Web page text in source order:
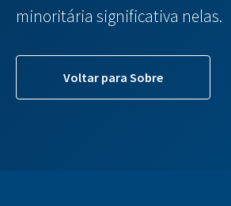
minoritária significativa nelas.
Voltar para Sobre